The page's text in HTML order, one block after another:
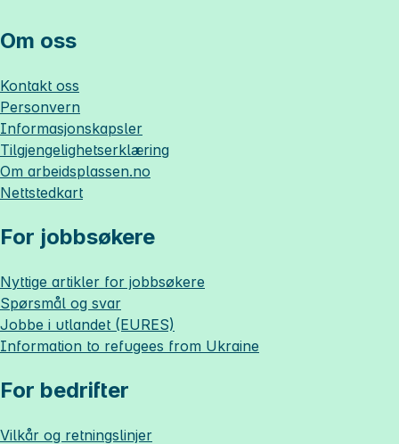
Om oss
Kontakt oss
Personvern
Informasjonskapsler
Tilgjengelighetserklæring
Om arbeidsplassen.no
Nettstedkart
For jobbsøkere
Nyttige artikler for jobbsøkere
Spørsmål og svar
Jobbe i utlandet (EURES)
Information to refugees from Ukraine
For bedrifter
Vilkår og retningslinjer